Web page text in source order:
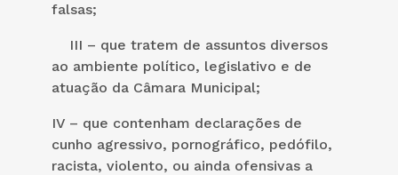
falsas;
III – que tratem de assuntos diversos
ao ambiente político, legislativo e de
atuação da Câmara Municipal;
IV – que contenham declarações de
cunho agressivo, pornográfico, pedófilo,
racista, violento, ou ainda ofensivas a